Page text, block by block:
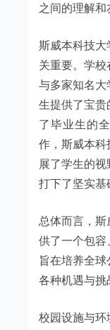
之间的理解和
斯威本科技
关重要。学
与多家知名
生提供了宝
了毕业生的
作，斯威本
展了学生的
打下了坚实基
总体而言，
供了一个包容
旨在培养全
各种机遇与挑
校园设施与环